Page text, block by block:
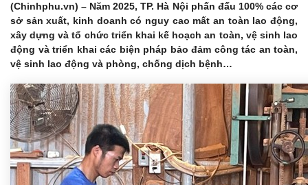
(Chinhphu.vn) – Năm 2025, TP. Hà Nội phấn đấu 100% các cơ
sở sản xuất, kinh doanh có nguy cao mất an toàn lao động,
xây dựng và tổ chức triển khai kế hoạch an toàn, vệ sinh lao
động và triển khai các biện pháp bảo đảm công tác an toàn,
vệ sinh lao động và phòng, chống dịch bệnh…